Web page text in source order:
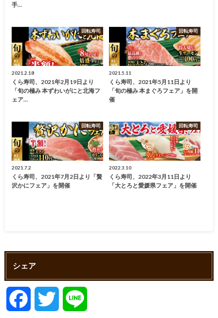
手…
回転寿司
2021.2.18
くら寿司、2021年2月19日より
「旬の極み 本ずわいがにと北海フ
ェア…
回転寿司
2021.5.11
くら寿司、2021年5月11日より
「旬の極み 本まぐろフェア」を開
催
回転寿司
2021.7.2
くら寿司、2021年7月2日より「贅
沢かにフェア」を開催
回転寿司
2022.3.10
くら寿司、2022年3月11日より
「大とろと愛媛県フェア」を開催
シェア